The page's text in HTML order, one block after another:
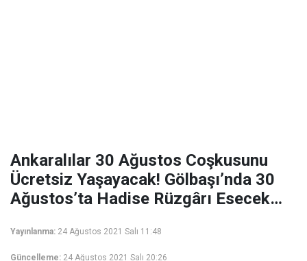
Ankaralılar 30 Ağustos Coşkusunu
Ücretsiz Yaşayacak! Gölbaşı’nda 30
Ağustos’ta Hadise Rüzgârı Esecek…
Yayınlanma: 24 Ağustos 2021 Salı 11:48
Güncelleme: 24 Ağustos 2021 Salı 20:26